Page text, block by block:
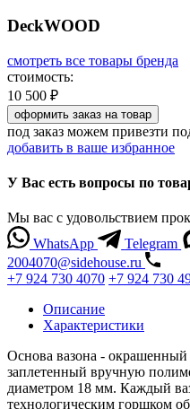
DeckWOOD
смотреть все товары бренда
стоимость:
10 500 ₽
оформить заказ на товар
под заказ можем привезти
добавить в ваше избранное
У Вас есть вопросы по
Мы вас с удовольствием
WhatsApp
Telegram
2004070@sidehouse.ru
+7 924 730 4070 +7 924 730
Описание
Характеристики
Основа вазона - окрашенный
заплетенный вручную
диаметром 18 мм. Каждый
технологическим горшком